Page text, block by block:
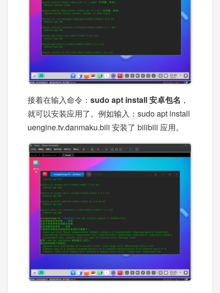
接着在输入命令： sudo apt install 安卓包名 ，
就可以安装应用了。例如输入：sudo apt install
uengine.tv.danmaku.bili 安装了 bilibili 应用。